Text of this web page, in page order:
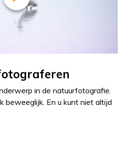
in de natuurfotografie.
beweeglijk. En u kunt niet altijd